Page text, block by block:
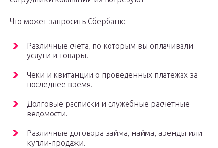
Что может запросить Сбербанк:
Различные счета, по которым вы оплачивали
услуги и товары.
Чеки и квитанции о проведенных платежах за
последнее время.
Долговые расписки и служебные расчетные
ведомости.
Различные договора займа, найма, аренды или
купли-продажи.